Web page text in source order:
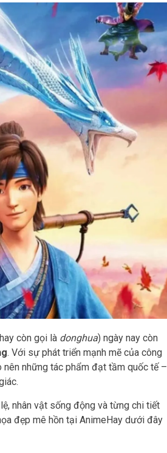
còn gọi là donghua) ngày nay còn
. Với sự phát triển mạnh mẽ của công
nên những tác phẩm đạt tầm quốc tế –
nhân vật sống động và từng chi tiết
đẹp mê hồn tại AnimeHay dưới đây